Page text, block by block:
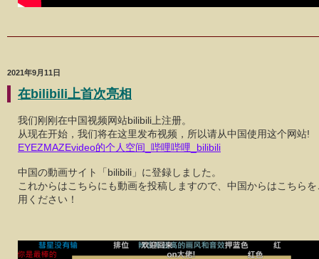
2021年9月11日
在bilibili上首次亮相
我们刚刚在中国视频网站bilibili上注册。
从现在开始，我们将在这里发布视频，所以请从中国使用这个网站!
EYEZMAZEvideo的个人空间_哔哩哔哩_bilibili
中国の動画サイト「bilibili」に登録しました。
これからはこちらにも動画を投稿しますので、中国からはこちら
用ください！